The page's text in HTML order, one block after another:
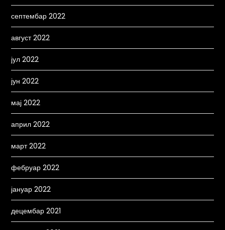
септембар 2022
август 2022
јул 2022
јун 2022
мај 2022
април 2022
март 2022
фебруар 2022
јануар 2022
децембар 2021